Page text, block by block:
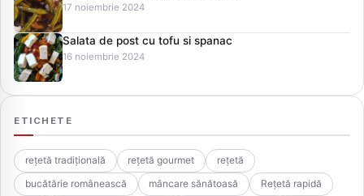
17 noiembrie 2024
Salata de post cu tofu si spanac
16 noiembrie 2024
ETICHETE
rețetă tradițională rețetă gourmet
rețetă
bucătărie românească
mâncare sănătoasă
Rețetă rapidă